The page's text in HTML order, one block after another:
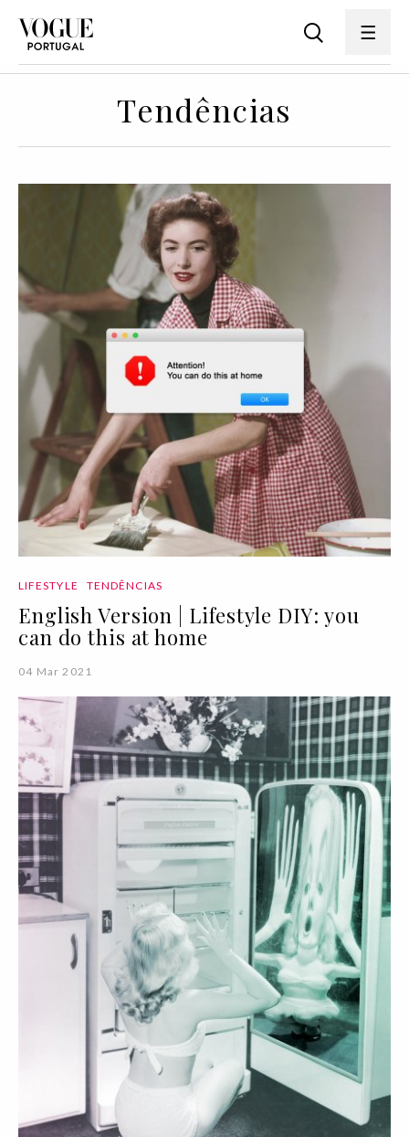
Tendências
LIFESTYLE TENDÊNCIAS
English Version | Lifestyle DIY: you
can do this at home
04 Mar 2021